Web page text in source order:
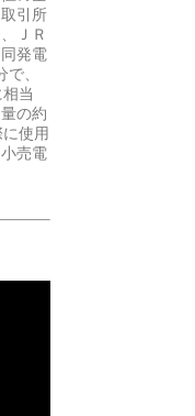
引所
ＪＲ
発電
、
当
の約
使用
売電